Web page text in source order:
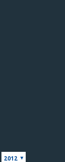
2012